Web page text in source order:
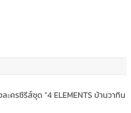
ะครซีรีส์ชุด “4 ELEMENTS บ้านวาทิน